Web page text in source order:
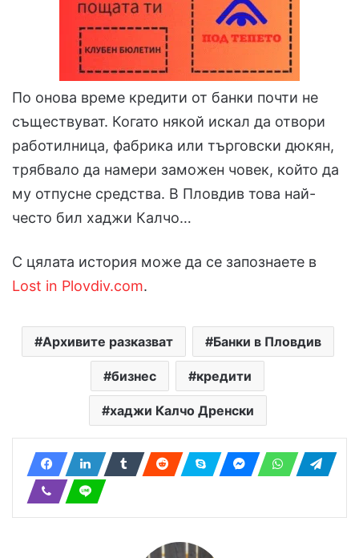
По онова време кредити от банки почти не
съществуват. Когато някой искал да отвори
работилница, фабрика или търговски дюкян,
трябвало да намери заможен човек, който да
му отпусне средства. В Пловдив това най-
често бил хаджи Калчо…
С цялата история може да се запознаете в
Lost in Plovdiv.com.
Архивите разказват Банки в Пловдив
бизнес кредити
хаджи Калчо Дренски